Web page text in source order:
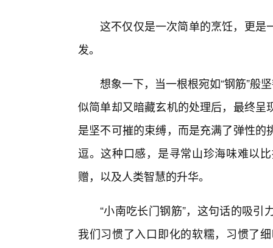
这不仅仅是一次简单的烹饪，更是
发。
想象一下，当一根根宛如“钢筋”般
似简单却又暗藏玄机的处理后，最终
是坚不可摧的束缚，而是充满了弹性
逗。这种口感，是寻常山珍海味难以
赠，以及人类智慧的升华。
“小南吃长门钢筋”，这句话的吸
我们习惯了入口即化的软糯，习惯了